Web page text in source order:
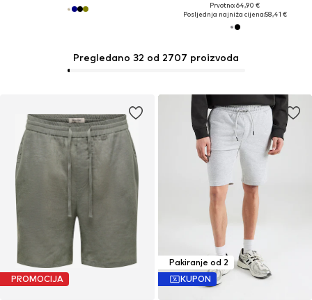
Prvotno: 64,90 €
Posljednja najniža cijena:58,41 €
PROMOCIJA
Pakiranje od 2
KUPON
Pregledano 32 od 2707 proizvoda